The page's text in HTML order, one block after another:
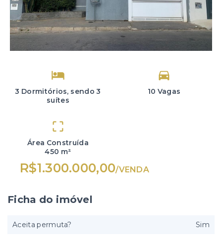
3 Dormitórios, sendo 3
suítes
10 Vagas
Área Construída
450 m²
R$1.300.000,00/VENDA
Ficha do imóvel
Aceita permuta? Sim